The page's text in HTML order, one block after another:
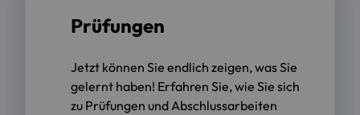
Prüfungen
Jetzt können Sie endlich zeigen, was Sie
gelernt haben! Erfahren Sie, wie Sie sich
zu Prüfungen und Abschlussarbeiten